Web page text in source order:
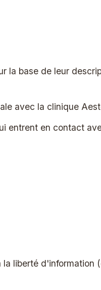
la base de leur
avec la clinique
entrent en contact
la liberté d'information